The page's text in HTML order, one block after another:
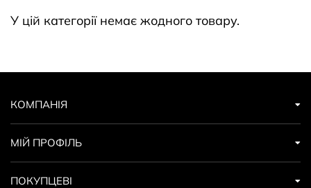
Обирайте найкраще оптом — замовляйте Nothing
У цій категорії немає жодного товару.
КОМПАНІЯ
МІЙ ПРОФІЛЬ
ПОКУПЦЕВІ